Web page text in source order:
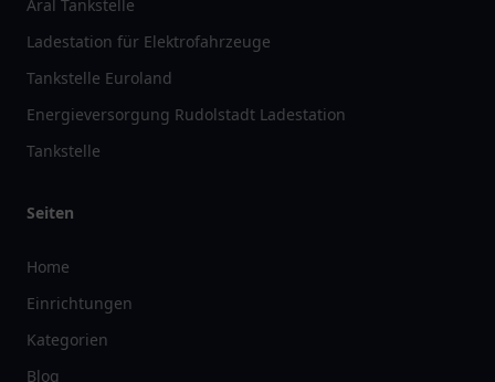
Aral Tankstelle
Ladestation für Elektrofahrzeuge
Tankstelle Euroland
Energieversorgung Rudolstadt Ladestation
Tankstelle
Seiten
Home
Einrichtungen
Kategorien
Blog